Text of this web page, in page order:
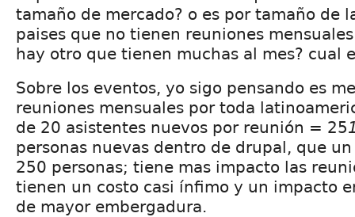
tamaño de mercado? o es por tamaño de
paises que no tienen reuniones
hay otro que tienen muchas al mes? cual
Sobre los eventos, yo sigo pensando es
reuniones mensuales por toda
de 20 asistentes nuevos por reunión = 25
personas nuevas dentro de drupal, que
250 personas; tiene mas impacto las
tienen un costo casi ínfimo y un impacto
de mayor embergadura.